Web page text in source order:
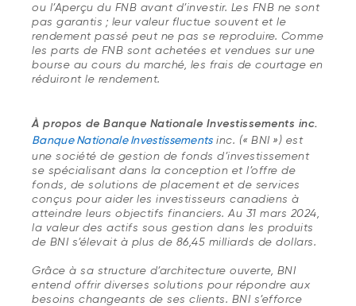
ou l’Aperçu du FNB avant d’investir. Les FNB ne sont
pas garantis ; leur valeur fluctue souvent et le
rendement passé peut ne pas se reproduire. Comme
les parts de FNB sont achetées et vendues sur une
bourse au cours du marché, les frais de courtage en
réduiront le rendement.
À propos de Banque Nationale Investissements inc.
Banque Nationale Investissements inc. (« BNI ») est
une société de gestion de fonds d’investissement
se spécialisant dans la conception et l’offre de
fonds, de solutions de placement et de services
conçus pour aider les investisseurs canadiens à
atteindre leurs objectifs financiers. Au 31 mars 2024,
la valeur des actifs sous gestion dans les produits
de BNI s’élevait à plus de 86,45 milliards de dollars.
Grâce à sa structure d’architecture ouverte, BNI
entend offrir diverses solutions pour répondre aux
besoins changeants de ses clients. BNI s’efforce